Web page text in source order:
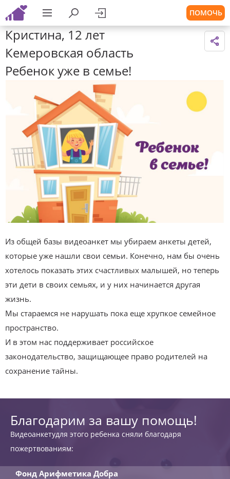
ПОМОЧЬ
Кристина, 12 лет
Кемеровская область
Ребенок уже в семье!
Из общей базы видеоанкет мы убираем анкеты детей,
которые уже нашли свои семьи. Конечно, нам бы очень
хотелось показать этих счастливых малышей, но теперь
эти дети в своих семьях, и у них начинается другая
жизнь.
Мы стараемся не нарушать пока еще хрупкое семейное
пространство.
И в этом нас поддерживает российское
законодательство, защищающее право родителей на
сохранение тайны.
Благодарим за вашу помощь!
Видеоанкетудля этого ребенка сняли благодаря
пожертвованиям:
Фонд Арифметика Добра